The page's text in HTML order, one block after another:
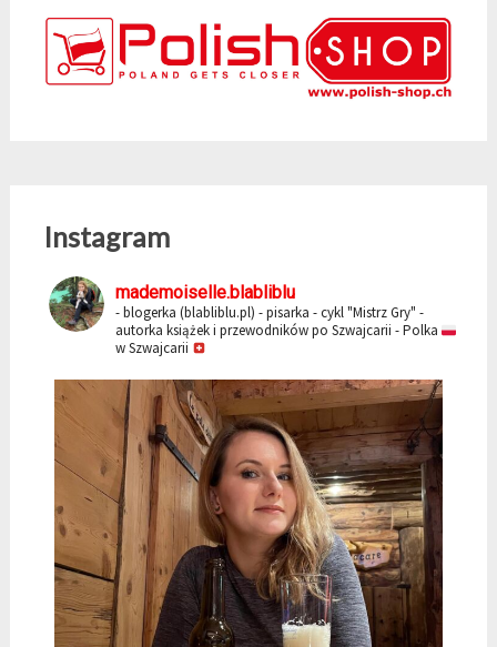
Instagram
mademoiselle.blabliblu
- blogerka (blabliblu.pl) - pisarka - cykl "Mistrz Gry" -
autorka książek i przewodników po Szwajcarii - Polka
w Szwajcarii